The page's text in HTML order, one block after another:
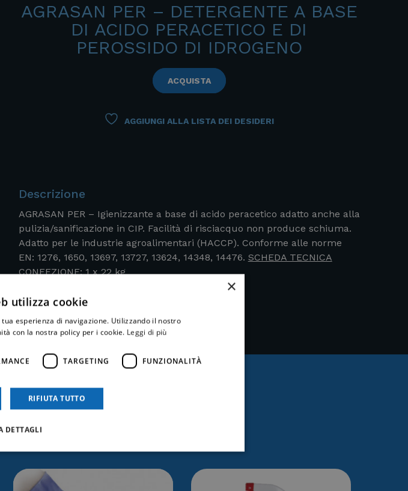
AGRASAN PER – DETERGENTE A BASE
DI ACIDO PERACETICO E DI
PEROSSIDO DI IDROGENO
ACQUISTA
AGGIUNGI ALLA LISTA DEI DESIDERI
Descrizione
AGRASAN PER – Igienizzante a base di acido peracetico adatto anche alla
pulizia/sanificazione in CIP. Facilità di risciacquo non produce schiuma.
Adatto per le industrie agroalimentari (HACCP). Conforme alle norme
EN: 1276, 1650, 13697, 13727, 13624, 14348, 14476. SCHEDA TECNICA
CONFEZIONE: 1 x 22 kg
interessare
×
utilizza cookie
esperienza di navigazione. Utilizzando il nostro
con la nostra policy per i cookie. Leggi di più
TARGETING FUNZIONALITÀ
RIFIUTA TUTTO
DETTAGLI